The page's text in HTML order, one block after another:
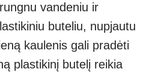
vandeniu ir
buteliu, nupjautu
kaulenis gali pradėti
plastikinį butelį reikia